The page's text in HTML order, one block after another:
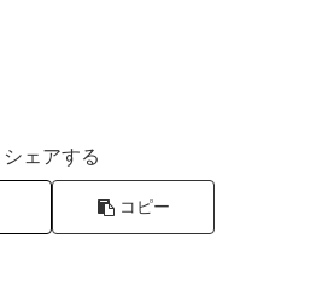
シェアする
コピー